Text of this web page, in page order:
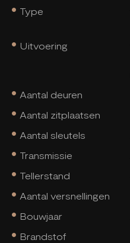
Type
Uitvoering
Aantal deuren
Aantal zitplaatsen
Aantal sleutels
Transmissie
Tellerstand
Aantal versnellingen
Bouwjaar
Brandstof